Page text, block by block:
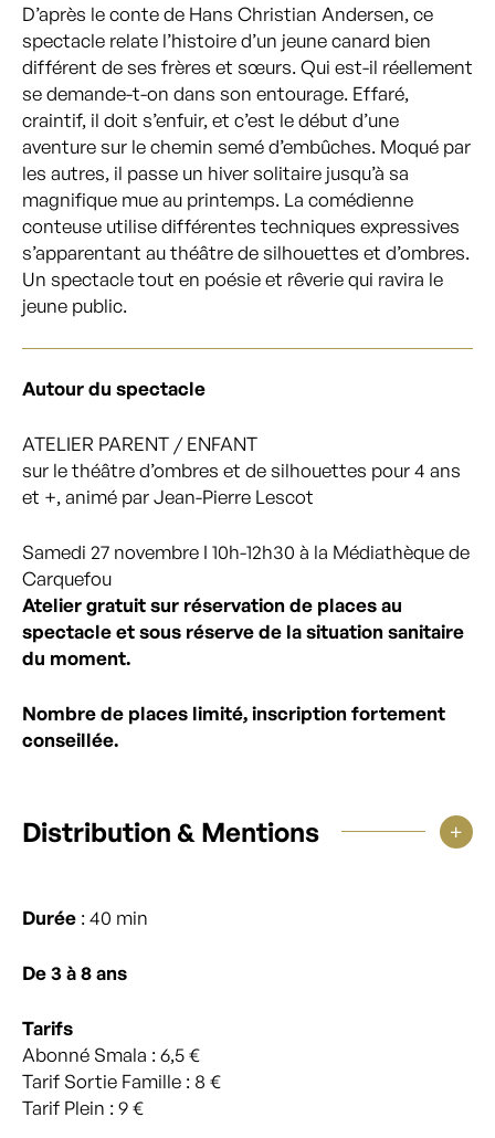
D’après le conte de Hans Christian Andersen, ce
spectacle relate l’histoire d’un jeune canard bien
différent de ses frères et sœurs. Qui est-il réellement
se demande-t-on dans son entourage. Effaré,
craintif, il doit s’enfuir, et c’est le début d’une
aventure sur le chemin semé d’embûches. Moqué par
les autres, il passe un hiver solitaire jusqu’à sa
magnifique mue au printemps. La comédienne
conteuse utilise différentes techniques expressives
s’apparentant au théâtre de silhouettes et d’ombres.
Un spectacle tout en poésie et rêverie qui ravira le
jeune public.
Autour du spectacle
ATELIER PARENT / ENFANT
sur le théâtre d’ombres et de silhouettes pour 4 ans
et +, animé par Jean-Pierre Lescot
Samedi 27 novembre I 10h-12h30 à la Médiathèque de
Carquefou
Atelier gratuit sur réservation de places au
spectacle et sous réserve de la situation sanitaire
du moment.
Nombre de places limité, inscription fortement
conseillée.
Distribution & Mentions
Durée : 40 min
De 3 à 8ans
Tarifs
Abonné Smala : 6,5 €
Tarif Sortie Famille : 8 €
Tarif Plein : 9 €